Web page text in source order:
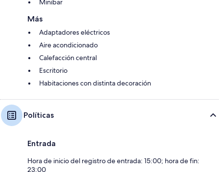
Minibar
Más
Adaptadores eléctricos
Aire acondicionado
Calefacción central
Escritorio
Habitaciones con distinta decoración
Políticas
Entrada
Hora de inicio del registro de entrada: 15:00; hora de fin:
23:00